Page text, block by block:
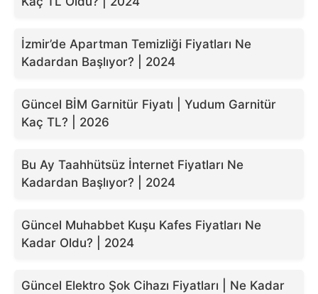
İzmir’de Apartman Temizliği Fiyatları Ne
Kadardan Başlıyor? | 2024
Güncel BİM Garnitür Fiyatı | Yudum Garnitür
Kaç TL? | 2026
Bu Ay Taahhütsüz İnternet Fiyatları Ne
Kadardan Başlıyor? | 2024
Güncel Muhabbet Kuşu Kafes Fiyatları Ne
Kadar Oldu? | 2024
Güncel Elektro Şok Cihazı Fiyatları | Ne Kadar